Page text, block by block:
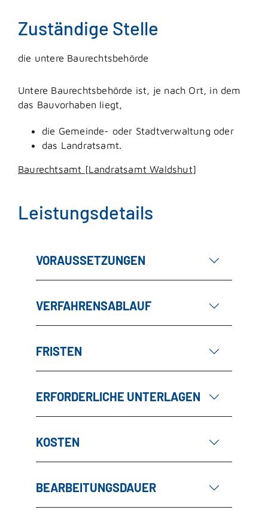
Zuständige Stelle
die untere Baurechtsbehörde
Untere Baurechtsbehörde ist, je nach Ort, in dem
das Bauvorhaben liegt,
die Gemeinde- oder Stadtverwaltung oder
das Landratsamt.
Baurechtsamt [Landratsamt Waldshut]
Leistungsdetails
VORAUSSETZUNGEN
VERFAHRENSABLAUF
FRISTEN
ERFORDERLICHE UNTERLAGEN
KOSTEN
BEARBEITUNGSDAUER